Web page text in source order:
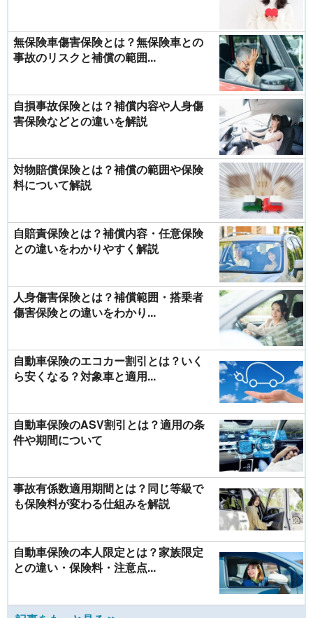
無保険車傷害保険とは？無保険車との
事故のリスクと補償の範囲...
自損事故保険とは？補償内容や人身傷
害保険などとの違いを解説
対物賠償保険とは？補償の範囲や保険
料について解説
自賠責保険とは？補償内容・任意保険
との違いをわかりやすく解説
人身傷害保険とは？補償範囲・搭乗者
傷害保険との違いをわかり...
自動車保険のエコカー割引とは？いく
ら安くなる？対象車と適用...
自動車保険のASV割引とは？適用の条
件や期間について
事故有係数適用期間とは？同じ等級で
も保険料が変わる仕組みを解説
自動車保険の本人限定とは？家族限定
との違い・保険料・注意点...